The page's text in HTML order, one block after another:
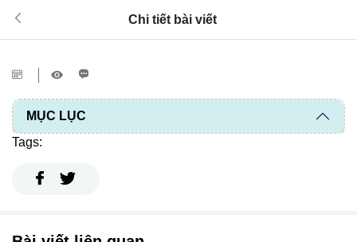
Chi tiết bài viết
MỤC LỤC
Tags: